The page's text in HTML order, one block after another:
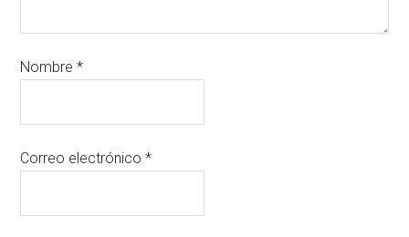
Nombre*
Correo electrónico*